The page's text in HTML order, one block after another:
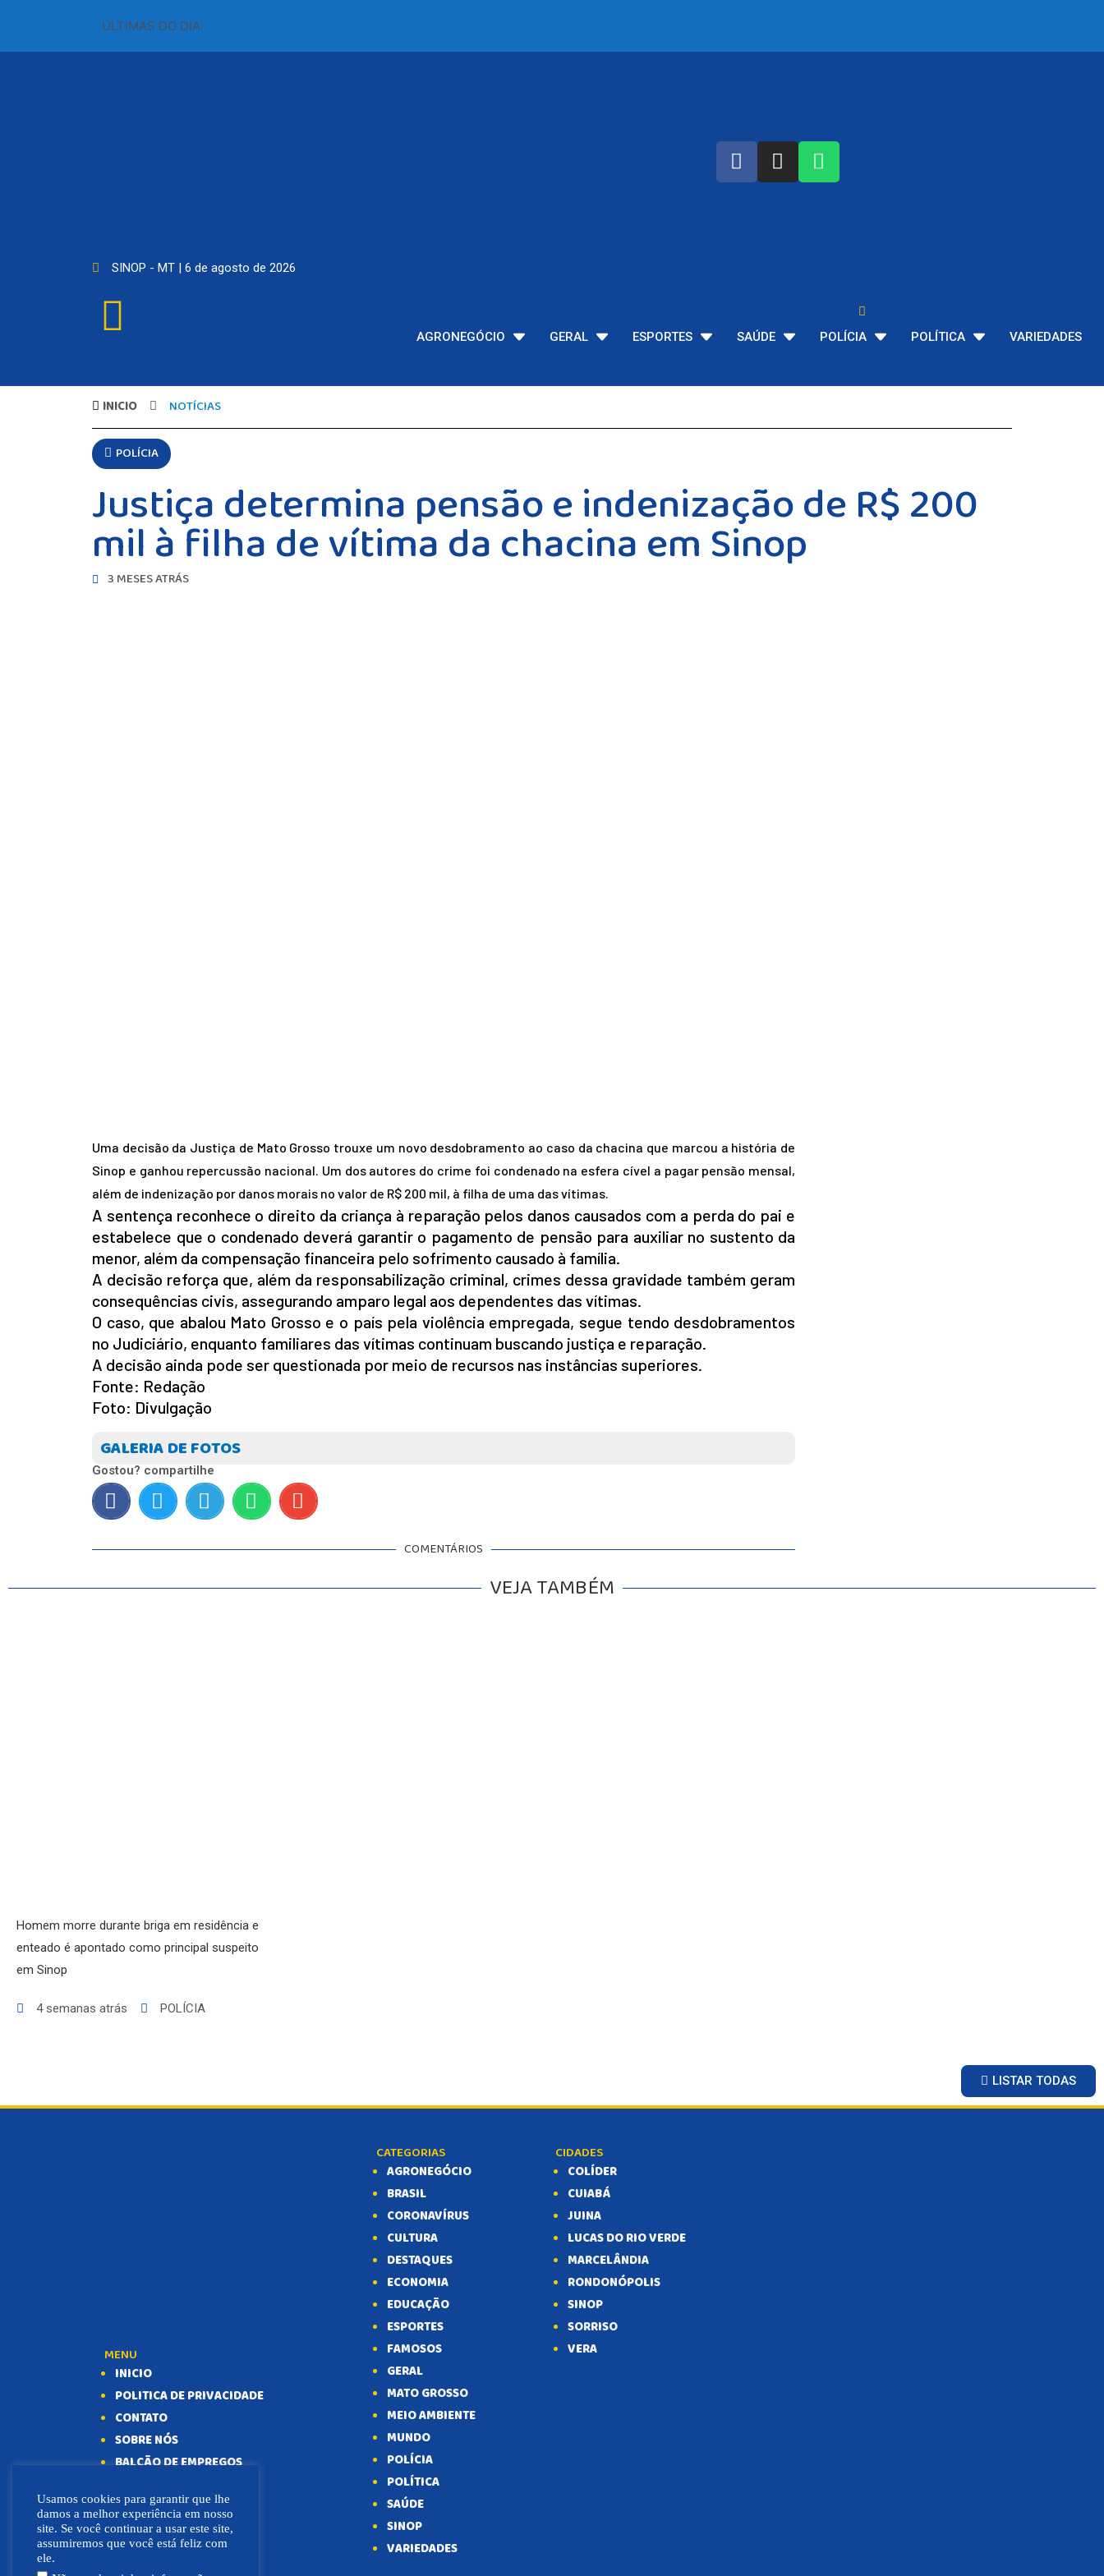
ÚLTIMAS DO DIA:
SINOP - MT | 6 de agosto de 2026
AGRONEGÓCIO GERAL ESPORTES SAÚDE POLÍCIA POLÍTICA VARIEDADES
INICIO NOTÍCIAS
POLÍCIA
Justiça determina pensão e indenização de R$ 200
mil à filha de vítima da chacina em Sinop
3 MESES ATRÁS
Uma decisão da Justiça de Mato Grosso trouxe um novo desdobramento ao caso da chacina que marcou a história de
Sinop e ganhou repercussão nacional. Um dos autores do crime foi condenado na esfera cível a pagar pensão mensal,
além de indenização por danos morais no valor de R$ 200 mil, à filha de uma das vítimas.
A sentença reconhece o direito da criança à reparação pelos danos causados com a perda do pai e
estabelece que o condenado deverá garantir o pagamento de pensão para auxiliar no sustento da
menor, além da compensação financeira pelo sofrimento causado à família.
A decisão reforça que, além da responsabilização criminal, crimes dessa gravidade também geram
consequências civis, assegurando amparo legal aos dependentes das vítimas.
O caso, que abalou Mato Grosso e o país pela violência empregada, segue tendo desdobramentos
no Judiciário, enquanto familiares das vítimas continuam buscando justiça e reparação.
A decisão ainda pode ser questionada por meio de recursos nas instâncias superiores.
Fonte: Redação
Foto: Divulgação
GALERIA DE FOTOS
Gostou? compartilhe
COMENTÁRIOS
VEJA TAMBÉM
Homem morre durante briga em residência e
enteado é apontado como principal suspeito
em Sinop
4 semanas atrás POLÍCIA
LISTAR TODAS
MENU
INICIO
POLITICA DE PRIVACIDADE
CONTATO
SOBRE NÓS
BALCÃO DE EMPREGOS
CATEGORIAS
AGRONEGÓCIO
BRASIL
CORONAVÍRUS
CULTURA
DESTAQUES
ECONOMIA
EDUCAÇÃO
ESPORTES
FAMOSOS
GERAL
MATO GROSSO
MEIO AMBIENTE
MUNDO
POLÍCIA
POLÍTICA
SAÚDE
SINOP
VARIEDADES
CIDADES
COLÍDER
CUIABÁ
JUINA
LUCAS DO RIO VERDE
MARCELÂNDIA
RONDONÓPOLIS
SINOP
SORRISO
VERA
Usamos cookies para garantir que lhe
damos a melhor experiência em nosso
site. Se você continuar a usar este site,
assumiremos que você está feliz com
ele.
GERAL
ESPORTES